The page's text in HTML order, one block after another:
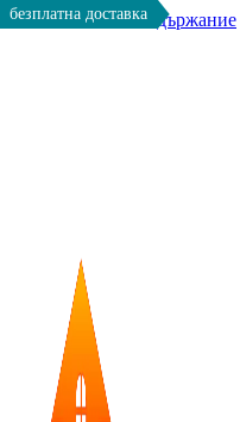
Към основното съдържание
безплатна доставка